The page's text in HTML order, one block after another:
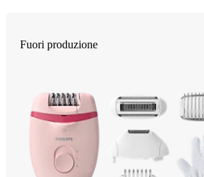
Fuori produzione